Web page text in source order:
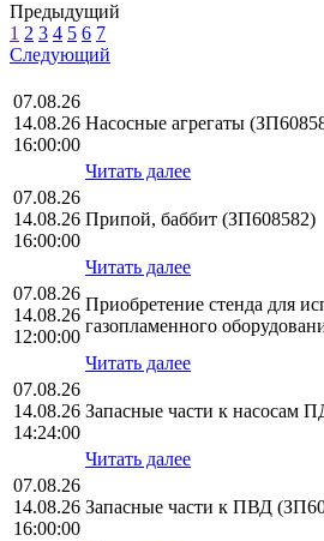
Предыдущий
1 2 3 4 5 6 7
Следующий
07.08.26
14.08.26
16:00:00
Насосные агрегаты
Читать далее
07.08.26
14.08.26
16:00:00
Припой, баббит (ЗП608582)
Читать далее
07.08.26
14.08.26
12:00:00
Приобретение стенда для
газопламенного
Читать далее
07.08.26
14.08.26
14:24:00
Запасные части к насосам
Читать далее
07.08.26
14.08.26
16:00:00
Запасные части к ПВД